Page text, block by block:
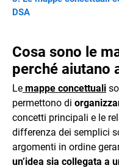
DSA
Cosa sono le
perché aiutano
Le mappe concettuali
permettono di
concetti principali e le
differenza dei semplici
argomenti in ordine
un’idea sia collegata a